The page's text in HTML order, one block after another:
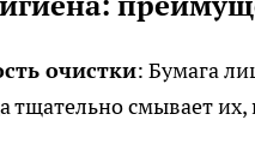
очистки: Бумага
тщательно смывает